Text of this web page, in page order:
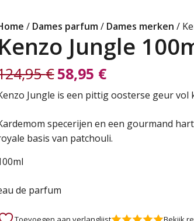
/ Dames parfum/ Dames merken /
Kenzo Jungle
€58,95 €
Jungle is een pittig oosterse geur vol
specerijen en een gourmand
basis van patchouli.
de parfum